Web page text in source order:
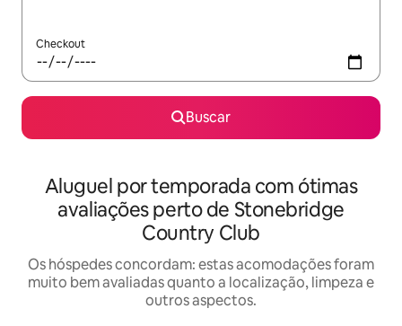
Checkout
Buscar
Aluguel por temporada com ótimas
avaliações perto de Stonebridge
Country Club
Os hóspedes concordam: estas acomodações foram
muito bem avaliadas quanto a localização, limpeza e
outros aspectos.